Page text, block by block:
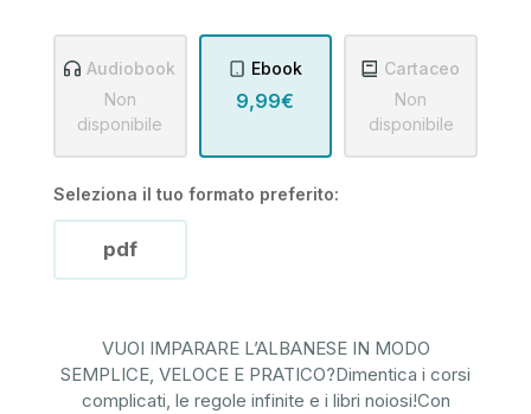
Audiobook
Non
disponibile
Ebook
9,99€
Cartaceo
Non
disponibile
Seleziona il tuo formato preferito:
pdf
VUOI IMPARARE L’ALBANESE IN MODO
SEMPLICE, VELOCE E PRATICO?Dimentica i corsi
complicati, le regole infinite e i libri noiosi!Con